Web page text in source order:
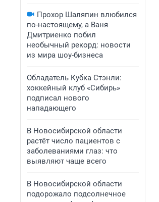
Прохор Шаляпин влюбился
по-настоящему, а Ваня
Дмитриенко побил
необычный рекорд: новости
из мира шоу-бизнеса
Обладатель Кубка Стэнли:
хоккейный клуб «Сибирь»
подписал нового
нападающего
В Новосибирской области
растёт число пациентов с
заболеваниями глаз: что
выявляют чаще всего
В Новосибирской области
подорожало подсолнечное